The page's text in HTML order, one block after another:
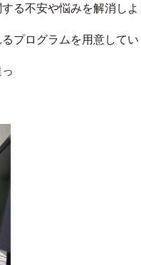
る不安や悩みを解消しよ
プログラムを用意してい